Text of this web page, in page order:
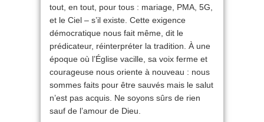
tout, en tout, pour tous : mariage, PMA, 5G,
et le Ciel – s’il existe. Cette exigence
démocratique nous fait même, dit le
prédicateur, réinterpréter la tradition. À une
époque où l’Église vacille, sa voix ferme et
courageuse nous oriente à nouveau : nous
sommes faits pour être sauvés mais le salut
n’est pas acquis. Ne soyons sûrs de rien
sauf de l’amour de Dieu.